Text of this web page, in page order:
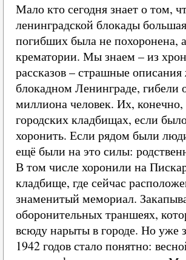
Мало кто сегодня знает о том,
ленинградской блокады
погибших была не похоронена,
крематории. Мы знаем – из
рассказов – страшные
блокадном Ленинграде, гибели
миллиона человек. Их,
городских кладбищах, если
хоронить. Если рядом были
ещё были на это силы:
В том числе хоронили на
кладбище, где сейчас
знаменитый мемориал.
оборонительных траншеях,
всюду нарыты в городе. Но уже
1942 годов стало понятно: